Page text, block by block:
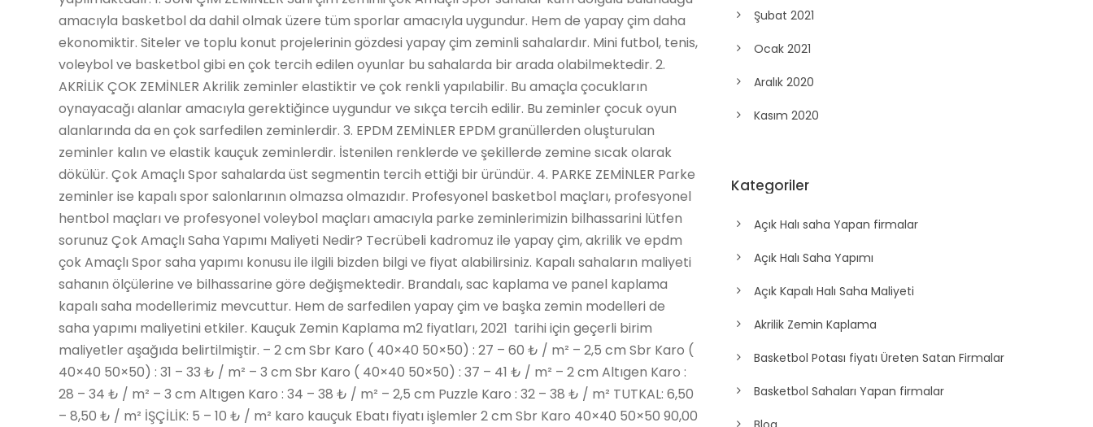
Şubat 2021
Ocak 2021
Aralık 2020
Kasım 2020
Kategoriler
Açık Halı saha Yapan firmalar
Açık Halı Saha Yapımı
Açık Kapalı Halı Saha Maliyeti
Akrilik Zemin Kaplama
Basketbol Potası fiyatı Üreten Satan Firmalar
Basketbol Sahaları Yapan firmalar